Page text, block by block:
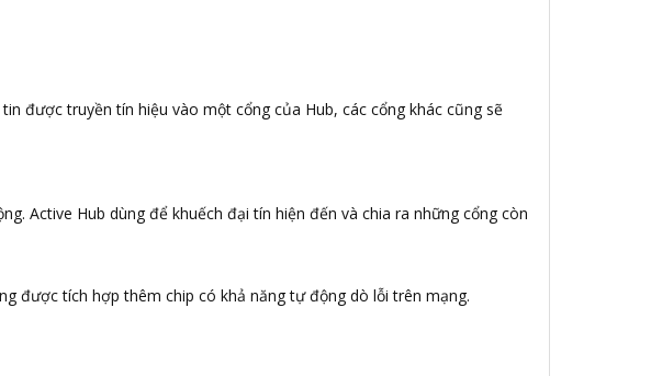
được truyền tín hiệu vào một cổng của Hub, các cổng khác cũng sẽ
Active Hub dùng để khuếch đại tín hiện đến và chia ra những cổng còn
được tích hợp thêm chip có khả năng tự động dò lỗi trên mạng.